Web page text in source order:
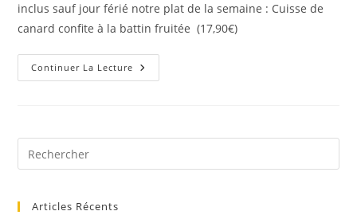
inclus sauf jour férié notre plat de la semaine : Cuisse de
canard confite à la battin fruitée (17,90€)
Continuer La Lecture
Articles Récents